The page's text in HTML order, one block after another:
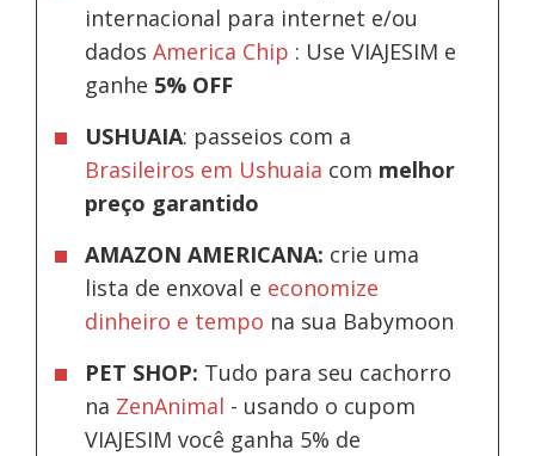
internacional para internet e/ou
dadosAmerica Chip : Use VIAJESIM e
ganhe 5% OFF
USHUAIA: passeios com a
Brasileiros em Ushuaia com melhor
preço garantido
AMAZON AMERICANA: crie uma
lista de enxoval e economize
dinheiro e tempo na sua Babymoon
PET SHOP: Tudo para seu cachorro
na ZenAnimal - usando o cupom
VIAJESIM você ganha 5% de